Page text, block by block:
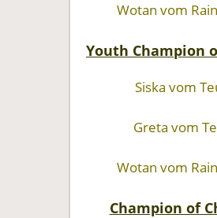
Wotan vom
Youth Champion
Siska vom
Greta vom
Wotan vom
Champion of